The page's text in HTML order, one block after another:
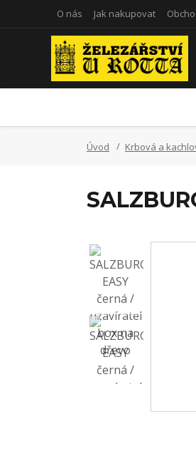
O nás Jak nakupovat
Úvod Krbová a